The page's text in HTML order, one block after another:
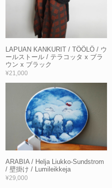
LAPUAN KANKURIT / TÖÖLÖ / ウ
ールストール / テラコッタ x ブラ
ウン x ブラック
¥21,000
ARABIA / Helja Liukko-Sundstrom
/ 壁掛け / Lumileikkeja
¥29,000